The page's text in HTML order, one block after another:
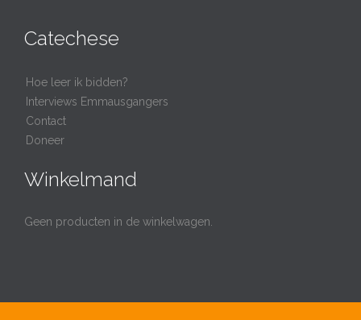
Catechese
Hoe leer ik bidden?
Interviews Emmausgangers
Contact
Doneer
Winkelmand
Geen producten in de winkelwagen.